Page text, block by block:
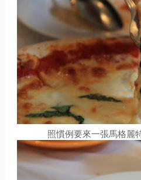
照慣例要來一張馬格麗